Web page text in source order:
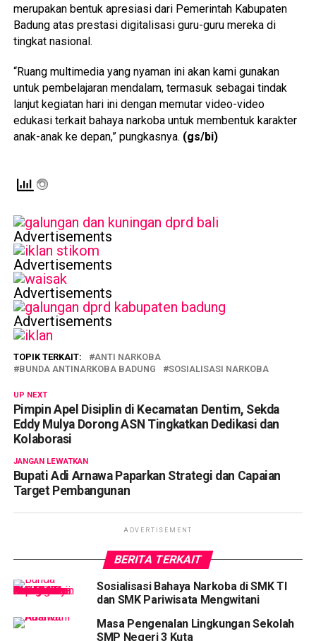
merupakan bentuk apresiasi dari Pemerintah Kabupaten
Badung atas prestasi digitalisasi guru-guru mereka di
tingkat nasional.
“Ruang multimedia yang nyaman ini akan kami gunakan
untuk pembelajaran mendalam, termasuk sebagai tindak
lanjut kegiatan hari ini dengan memutar video-video
edukasi terkait bahaya narkoba untuk membentuk karakter
anak-anak ke depan,” pungkasnya. (gs/bi)
Advertisements
Advertisements
Advertisements
Advertisements
TOPIK TERKAIT:
ANTI NARKOBA
BUNDA ANTINARKOBA BADUNG
SOSIALISASI NARKOBA
UP NEXT
Pimpin Apel Disiplin di Kecamatan Dentim, Sekda
Eddy Mulya Dorong ASN Tingkatkan Dedikasi dan
Kolaborasi
JANGAN LEWATKAN
Bupati Adi Arnawa Paparkan Strategi dan Capaian
Target Pembangunan
ADVERTISEMENT
BERITA TERKAIT
Sosialisasi Bahaya Narkoba di SMK TI
dan SMK Pariwisata Mengwitani
Masa Pengenalan Lingkungan Sekolah
SMP Negeri 3 Kuta